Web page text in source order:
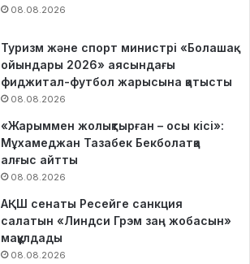
08.08.2026
Туризм және спорт министрі «Болашақ
ойындары 2026» аясындағы
фиджитал-футбол жарысына қатысты
08.08.2026
«Жарыммен жолықтырған – осы кісі»:
Мұхамеджан Тазабек Бекболатқа
алғыс айтты
08.08.2026
АҚШ сенаты Ресейге санкция
салатын «Линдси Грэм заң жобасын»
мақұлдады
08.08.2026